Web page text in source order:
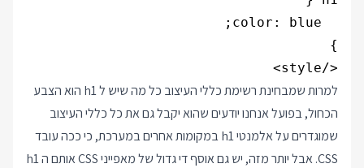
</style>
למרות שמבחינת רשימת כללי העיצוב כל מה שיש ל h1 הוא הצבע
הכחול, בפועל אנחנו יודעים שהוא יקבל גם את כל כללי העיצוב
שמוגדרים על אלמנטי h1 במקומות אחרים במערכת, כי ככה עובד
CSS. אבל יותר מזה, יש גם אוסף די גדול של מאפייני CSS אותם ה h1